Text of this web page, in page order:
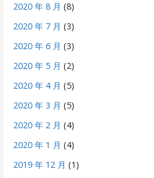
2020 年 8 月 (8)
2020 年 7 月 (3)
2020 年 6 月 (3)
2020 年 5 月 (2)
2020 年 4 月 (5)
2020 年 3 月 (5)
2020 年 2 月 (4)
2020 年 1 月 (4)
2019 年 12 月 (1)